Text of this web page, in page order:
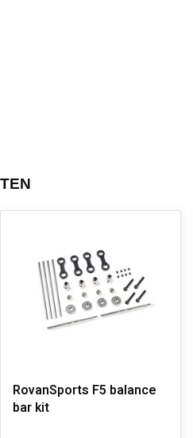
RovanSports F5 balance
bar kit